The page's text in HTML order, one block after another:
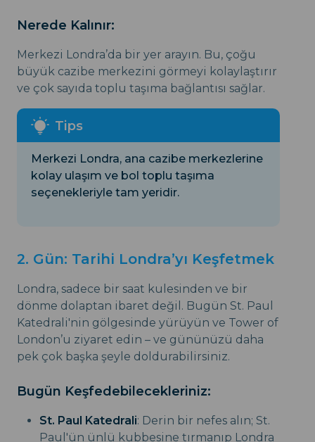
Nerede Kalınır:
Merkezi Londra’da bir yer arayın. Bu, çoğu
büyük cazibe merkezini görmeyi kolaylaştırır
ve çok sayıda toplu taşıma bağlantısı sağlar.
Merkezi Londra, ana cazibe merkezlerine
kolay ulaşım ve bol toplu taşıma
seçenekleriyle tam yeridir.
2. Gün: Tarihi Londra’yı Keşfetmek
Londra, sadece bir saat kulesinden ve bir
dönme dolaptan ibaret değil. Bugün St. Paul
Katedrali'nin gölgesinde yürüyün ve Tower of
London’u ziyaret edin – ve gününüzü daha
pek çok başka şeyle doldurabilirsiniz.
Bugün Keşfedebilecekleriniz:
St. Paul Katedrali: Derin bir nefes alın; St.
Paul'ün ünlü kubbesine tırmanıp Londra